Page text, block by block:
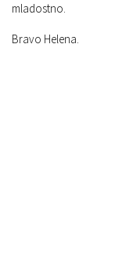
mladostno.
Bravo Helena.